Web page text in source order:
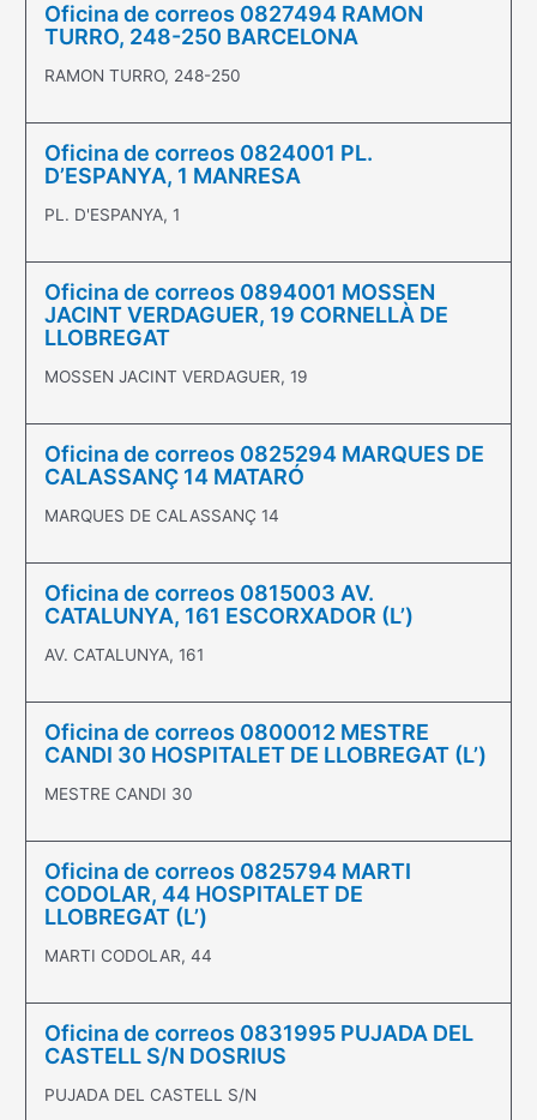
Oficina de correos 0827494 RAMON
TURRO, 248-250 BARCELONA
RAMON TURRO, 248-250
Oficina de correos 0824001 PL.
D’ESPANYA, 1 MANRESA
PL. D'ESPANYA, 1
Oficina de correos 0894001 MOSSEN
JACINT VERDAGUER, 19 CORNELLÀ DE
LLOBREGAT
MOSSEN JACINT VERDAGUER, 19
Oficina de correos 0825294 MARQUES DE
CALASSANÇ 14 MATARÓ
MARQUES DE CALASSANÇ 14
Oficina de correos 0815003 AV.
CATALUNYA, 161 ESCORXADOR (L’)
AV. CATALUNYA, 161
Oficina de correos 0800012 MESTRE
CANDI 30 HOSPITALET DE LLOBREGAT (L’)
MESTRE CANDI 30
Oficina de correos 0825794 MARTI
CODOLAR, 44 HOSPITALET DE
LLOBREGAT (L’)
MARTI CODOLAR, 44
Oficina de correos 0831995 PUJADA DEL
CASTELL S/N DOSRIUS
PUJADA DEL CASTELL S/N